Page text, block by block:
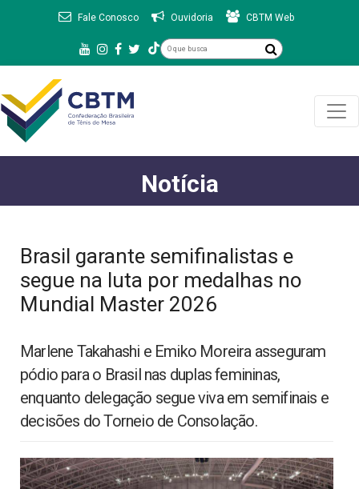
Fale Conosco Ouvidoria CBTM Web
Notícia
Brasil garante semifinalistas e
segue na luta por medalhas no
Mundial Master 2026
Marlene Takahashi e Emiko Moreira asseguram
pódio para o Brasil nas duplas femininas,
enquanto delegação segue viva em semifinais e
decisões do Torneio de Consolação.